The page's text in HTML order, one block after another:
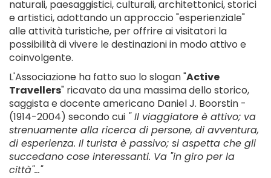
naturali, paesaggistici, culturali, architettonici, storici
e artistici, adottando un approccio "esperienziale"
alle attività turistiche, per offrire ai visitatori la
possibilità di vivere le destinazioni in modo attivo e
coinvolgente.
L'Associazione ha fatto suo lo slogan "Active
Travellers" ricavato da una massima dello storico,
saggista e docente americano Daniel J. Boorstin -
(1914-2004) secondo cui " Il viaggiatore è attivo; va
strenuamente alla ricerca di persone, di avventura,
di esperienza. Il turista è passivo; si aspetta che gli
succedano cose interessanti. Va "in giro per la
città"..."